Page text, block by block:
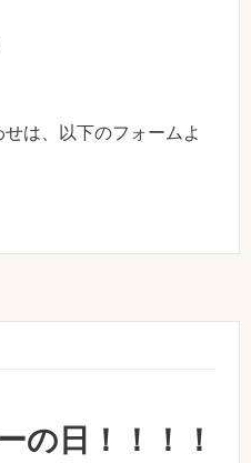
は、以下のフォームよ
日！！！！